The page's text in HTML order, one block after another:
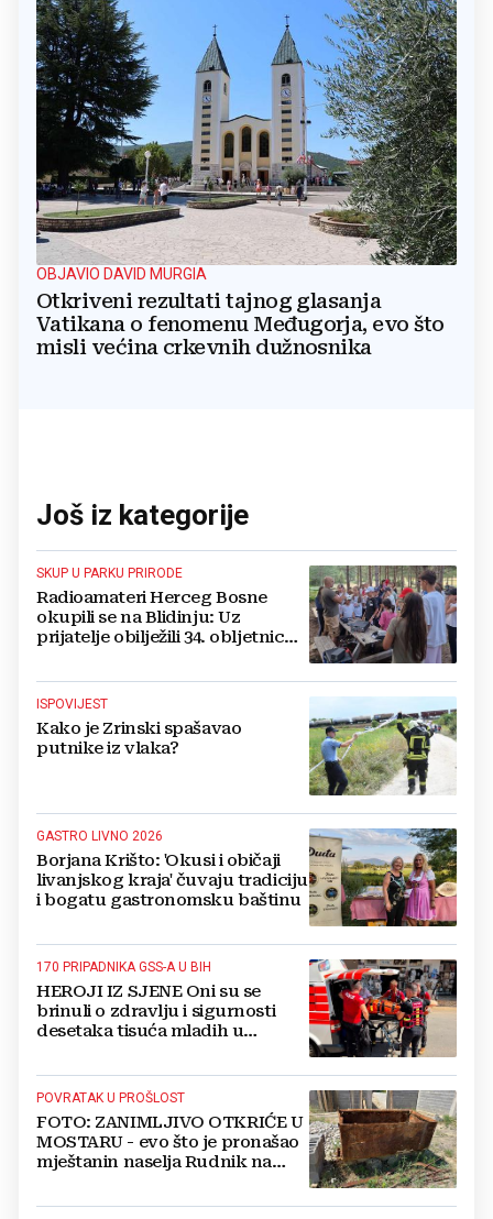
OBJAVIO DAVID MURGIA
Otkriveni rezultati tajnog glasanja
Vatikana o fenomenu Međugorja, evo što
misli većina crkevnih dužnosnika
Još iz kategorije
SKUP U PARKU PRIRODE
Radioamateri Herceg Bosne
okupili se na Blidinju: Uz
prijatelje obilježili 34. obljetnicu
ISPOVIJEST
Kako je Zrinski spašavao
putnike iz vlaka?
GASTRO LIVNO 2026
Borjana Krišto: 'Okusi i običaji
livanjskog kraja' čuvaju tradiciju
i bogatu gastronomsku baštinu
170 PRIPADNIKA GSS-A U BIH
HEROJI IZ SJENE Oni su se
brinuli o zdravlju i sigurnosti
desetaka tisuća mladih u
FOTOGRAFIJE
POVRATAK U PROŠLOST
FOTO: ZANIMLJIVO OTKRIĆE U
MOSTARU - evo što je pronašao
mještanin naselja Rudnik na